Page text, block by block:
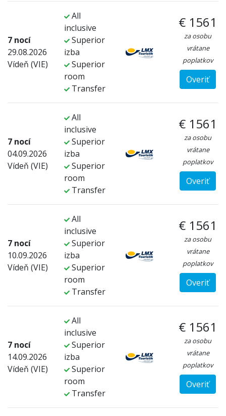
7 nocí
29.08.2026
Vídeň (VIE)
All
inclusive
Superior
izba
Superior
room
Transfer
€ 1561
za osobu
vrátane
poplatkov
Overiť
7 nocí
04.09.2026
Vídeň (VIE)
All
inclusive
Superior
izba
Superior
room
Transfer
€ 1561
za osobu
vrátane
poplatkov
Overiť
7 nocí
10.09.2026
Vídeň (VIE)
All
inclusive
Superior
izba
Superior
room
Transfer
€ 1561
za osobu
vrátane
poplatkov
Overiť
7 nocí
14.09.2026
Vídeň (VIE)
All
inclusive
Superior
izba
Superior
room
Transfer
€ 1561
za osobu
vrátane
poplatkov
Overiť